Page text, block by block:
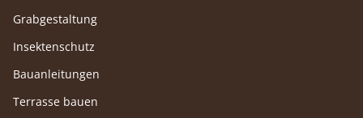
Grabgestaltung
Insektenschutz
Bauanleitungen
Terrasse bauen